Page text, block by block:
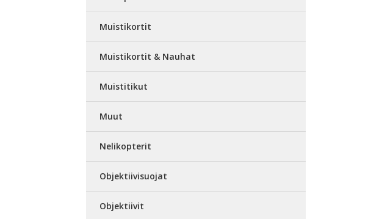
Muistikortit
Muistikortit & Nauhat
Muistitikut
Muut
Nelikopterit
Objektiivisuojat
Objektiivit